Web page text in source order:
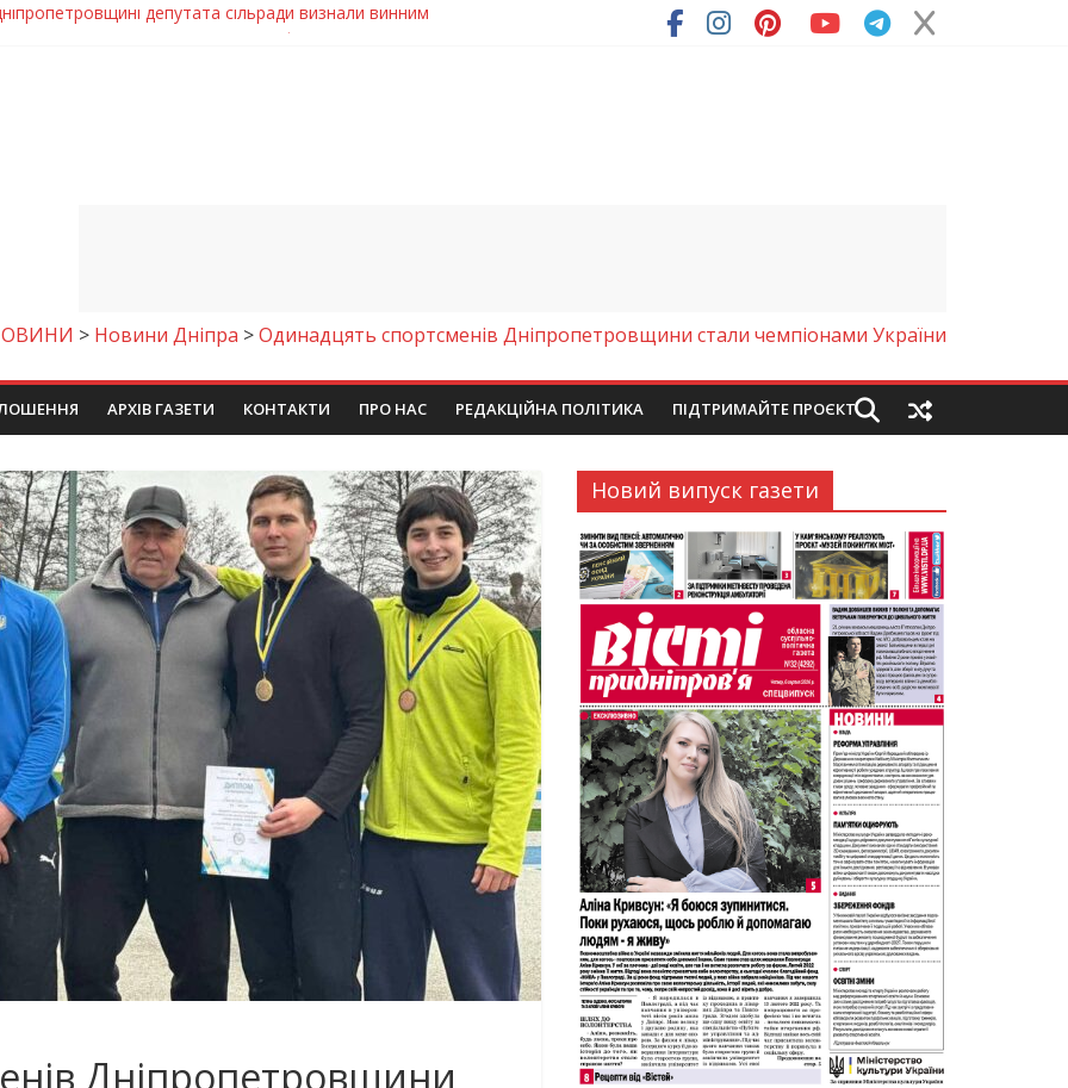
рясне цвітіння рідкісних рослин (фото)
домашній рецепт
під ваш напій?
депутата сільради визнали винним
> Новини Дніпра >Одинадцять спортсменів Дніпропетровщини стали чемпіонами України
АРХІВ ГАЗЕТИ КОНТАКТИ ПРО НАС РЕДАКЦІЙНА ПОЛІТИКА ПІДТРИМАЙТЕ ПРОЄКТ
Дніпропетровщини
Новий випуск газети